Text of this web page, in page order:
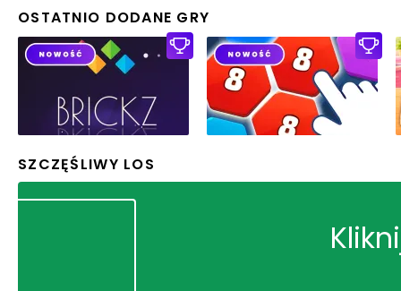
OSTATNIO DODANE GRY
SZCZĘŚLIWY LOS